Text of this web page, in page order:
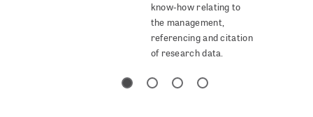
know-how relating to
the management,
referencing and citation
of research data.